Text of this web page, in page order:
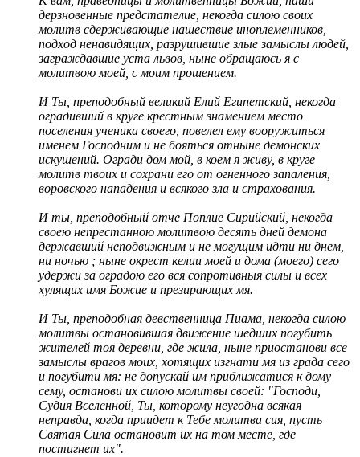
дерзновенные предстателие, некогда силою своих
молитв сдерживающие нашествие иноплеменников,
подход ненавидящих, разрушившие злые замыслы людей,
заграждавшие уста львов, ныне обращаюсь я с
молитвою моей, с моим прошением.
И Ты, преподобный великий Елий Египетский, некогда
оградивший в круге крестным знамением место
поселения ученика своего, повелел ему вооружиться
именем Господним и не бояться отныне демонских
искушений. Огради дом мой, в коем я живу, в круге
молитв твоих и сохрани его от огненного запаления,
воровского нападения и всякого зла и страхования.
И ты, преподобный отче Поплие Сирийский, некогда
своею непрестанною молитвою десять дней демона
державший неподвижным и не могущим идти ни днем,
ни ночью ; ныне окрест келии моей и дома (моего) сего
удержи за оградою его вся сопротивныя силы и всех
хулящих имя Божие и презирающих мя.
И Ты, преподобная девственница Пиама, некогда силою
молитвы остановившая движение шедших погубить
жителей тоя деревни, где жила, ныне приостанови все
замыслы врагов моих, хотящих изгнати мя из града сего
и погубити мя: не допускай им приближатися к дому
сему, останови их силою молитвы своей: "Господи,
Судия Вселенной, Ты, которому неугодна всякая
неправда, когда приидет к Тебе молитва сия, пусть
Святая Сила остановит их на том месте, где
постигнет их".